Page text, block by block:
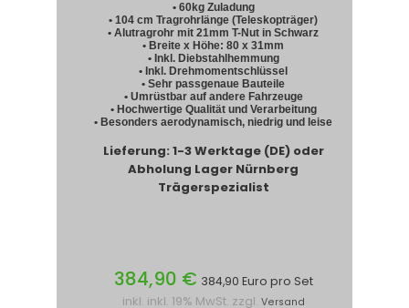
• 60kg Zuladung
• 104 cm Tragrohrlänge (Teleskopträger)
• Alutragrohr mit 21mm T-Nut in Schwarz
• Breite x Höhe: 80 x 31mm
• Inkl. Diebstahlhemmung
• Inkl. Drehmomentschlüssel
• Sehr passgenaue Bauteile
• Umrüstbar auf andere Fahrzeuge
• Hochwertige Qualität und Verarbeitung
• Besonders aerodynamisch, niedrig und leise
Lieferung: 1-3 Werktage (DE) oder
Abholung Lager Nürnberg
Trägerspezialist
384,90 € 384,90 Euro pro Set
inkl. inkl. 19% MwSt. zzgl. Versand